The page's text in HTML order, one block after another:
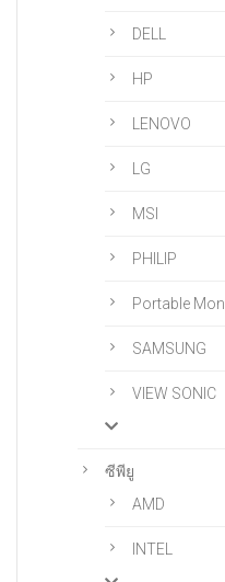
DELL
HP
LENOVO
LG
MSI
PHILIP
Portable
SAMSUNG
VIEW SONIC
ซีพียู
AMD
INTEL